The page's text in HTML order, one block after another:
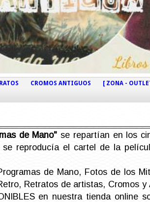
CROMOS ANTIGUOS [ ZONA -
de Mano" se repartían en los
reproducía el cartel de la
de Mano, Fotos de los
Retratos de artistas, Cromos
en nuestra tienda online